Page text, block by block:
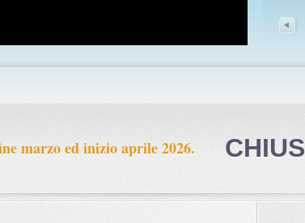
marzo ed inizio aprile 2026.